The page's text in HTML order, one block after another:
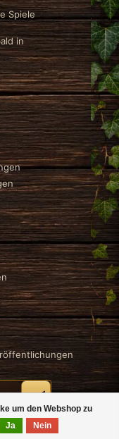
um den Webshop zu
Ja
Nein
Spiele
in